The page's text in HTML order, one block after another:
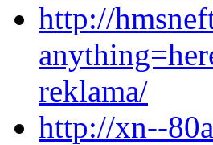
http://
reklama/
http://xn--